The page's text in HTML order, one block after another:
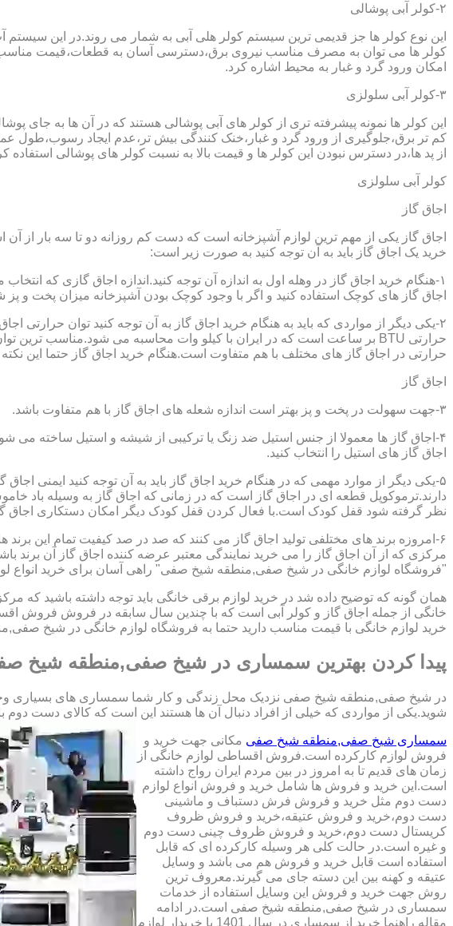
۲-کولر آبی پوشالی
این نوع کولر ها جز قدیمی ترین سیستم کولر هلی آبی به شمار می روند.در این
کولر ها می توان به مصرف مناسب نیروی برق،دسترسی آسان به قطعات،قیمت
امکان ورود گرد و غبار به محیط اشاره کرد.
۳-کولر آبی سلولزی
این کولر ها نمونه پیشرفته تری از کولر های آبی پوشالی هستند که در آن ها به
کم تر برق،جلوگیری از ورود گرد و غبار،خنک کنندگی بیش تر،عدم ایجاد رسوب،طول
از پد ها،در دسترس نبودن این کولر ها و قیمت بالا به نسبت کولر های پوشالی استفاده
کولر آبی سلولزی
اجاق گاز
اجاق گاز یکی از مهم ترین لوازم آشپزخانه است که دست کم روزانه دو تا سه بار از
خرید یک اجاق گاز باید به آن توجه کنید به صورت زیر است:
۱-هنگام خرید اجاق گاز در وهله اول به اندازه آن توجه کنید.اندازه اجاق گازی که
اجاق گاز های کوچک استفاده کنید و اگر با وجود کوچک بودن آشپزخانه میزان پخت و پز
۲-یکی دیگر از مواردی که باید به هنگام خرید اجاق گاز به آن توجه کنید توان
حرارتی در اجاق گاز های مختلف با هم متفاوت است.هنگام خرید اجاق گاز حتما این نکته
اجاق گاز
۳-جهت سهولت در پخت و پز بهتر است اندازه شعله های اجاق گاز با هم متفاوت باشد.
۴-اجاق گاز ها معمولا از جنس استیل ضد زنگ یا ترکیبی از شیشه و استیل ساخته می
اجاق گاز های استیل را انتخاب کنید.
۵-یکی دیگر از موارد مهمی که در هنگام خرید اجاق گاز باید به آن توجه کنید ایمنی
دارند.ترموکوپل قطعه ای در اجاق گاز است که در زمانی که اجاق گاز به وسیله باد
نظر گرفته شود قفل کودک است.با فعال کردن قفل کودک دیگر امکان دستکاری اجاق
۶-امروزه برند های مختلفی تولید اجاق گاز می کنند که صد در صد کیفیت تمام این
مرکزی که از آن اجاق گاز را می خرید نمایندگی معتبر عرضه کننده اجاق گاز آن برند
"فروشگاه لوازم خانگی در شیخ صفی,منطقه شیخ صفی" راهی آسان برای خرید انواع
همان گونه که توضیح داده شد در خرید لوازم برقی خانگی باید توجه داشته باشید که
خانگی از جمله اجاق گاز و کولر آبی است که با چندین سال سابقه در فروش
خرید لوازم خانگی با قیمت مناسب دارید حتما به فروشگاه لوازم خانگی در شیخ
پیدا کردن بهترین سمساری در شیخ صفی,منطقه شیخ
در شیخ صفی,منطقه شیخ صفی نزدیک محل زندگی و کار شما سمساری های بسیاری
شوید.یکی از مواردی که خیلی از افراد دنبال آن ها هستند این است که کالای دست دوم با کیفیت را با قیمت
سمساری شیخ صفی,منطقه شیخ صفی مکانی جهت خرید و
فروش لوازم کارکرده است.فروش اقساطی لوازم خانگی از
زمان های قدیم تا به امروز در بین مردم ایران رواج داشته
است.این خرید و فروش ها شامل خرید و فروش انواع لوازم
دست دوم مثل خرید و فروش فرش دستباف و ماشینی
دست دوم،خرید و فروش عتیقه،خرید و فروش ظروف
کریستال دست دوم،خرید و فروش ظروف چینی دست دوم
و غیره است.در حالت کلی هر وسیله کارکرده ای که قابل
استفاده است قابل خرید و فروش هم می باشد و وسایل
عتیقه و کهنه بین این دسته جای می گیرند.معروف ترین
روش جهت خرید و فروش این وسایل استفاده از خدمات
سمساری در شیخ صفی,منطقه شیخ صفی است.در ادامه
مقاله راهنما خرید از سمساری در سال 1401 با خریدار لوازم